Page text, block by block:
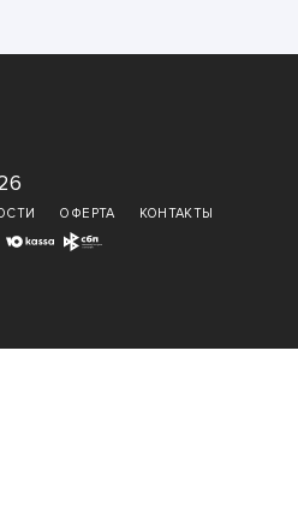
ОФЕРТА
КОНТАКТЫ